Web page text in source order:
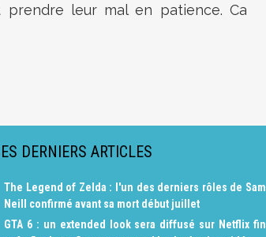
prendre leur mal en patience. Ca
DERNIERS ARTICLES
The Legend of Zelda : l'un des derniers rôles de Sam
Neill confirmé avant sa mort début juillet
GTA 6 : un extended look sera diffusé sur Netflix fin